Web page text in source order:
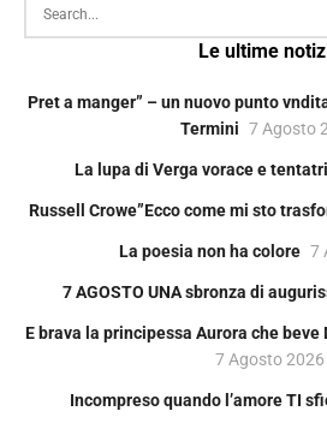
Le ultime
Pret a manger” – un nuovo punto
Termini 7 Agosto
La lupa di Verga vorace e
Russell Crowe”Ecco come mi sto
La poesia non ha colore 7
7 AGOSTO UNA sbronza di
E brava la principessa Aurora che beve
7 Agosto 2026
Incompreso quando l’amore TI